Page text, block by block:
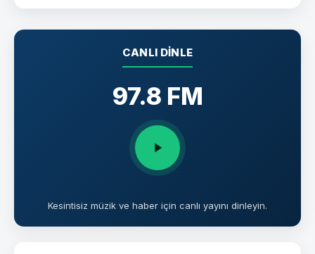
CANLI DINLE
97.8 FM
Kesintisiz müzik ve haber için canlı yayını dinleyin.